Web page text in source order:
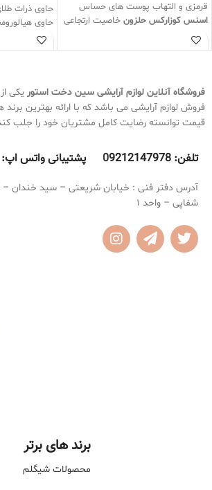
قرمزی و التهاب پوست های حساس
اسنس کوزارکس حلزون خاصیت ارتجاعی
پوست را افزایش میدهد
بافت بسیار سبک و زود جذبی دارد
اسنس حلزون به رفع تیرگی و لک های
پوستی کمک میکند
فاقد الکل و مواد مضر
محصول کشور کره جنوبی
معجزه پوست
حاوی ذرات طلای 24
حاوی
ضد چروک و
حاوی خواص
فروشگاه آنلاین لوازم آرایشی سین دخت استور یکی
فروش لوازم آرایشی می باشد که با ارائه بهترین برند
قیمت توانسته رضایت کامل مشتریان خود را جلب
تلفن: 09212147978 پشتیبانی واتس اپ:
آدرس دفتر فنی : خیابان شریعتی – سید خندان –
شفاپی – واحد 1
برند های برتر
محصولات شیگلم